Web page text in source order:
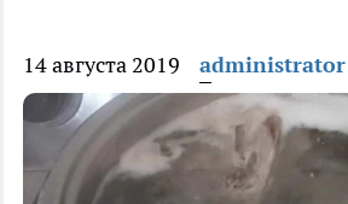
14 августа 2019 administrator